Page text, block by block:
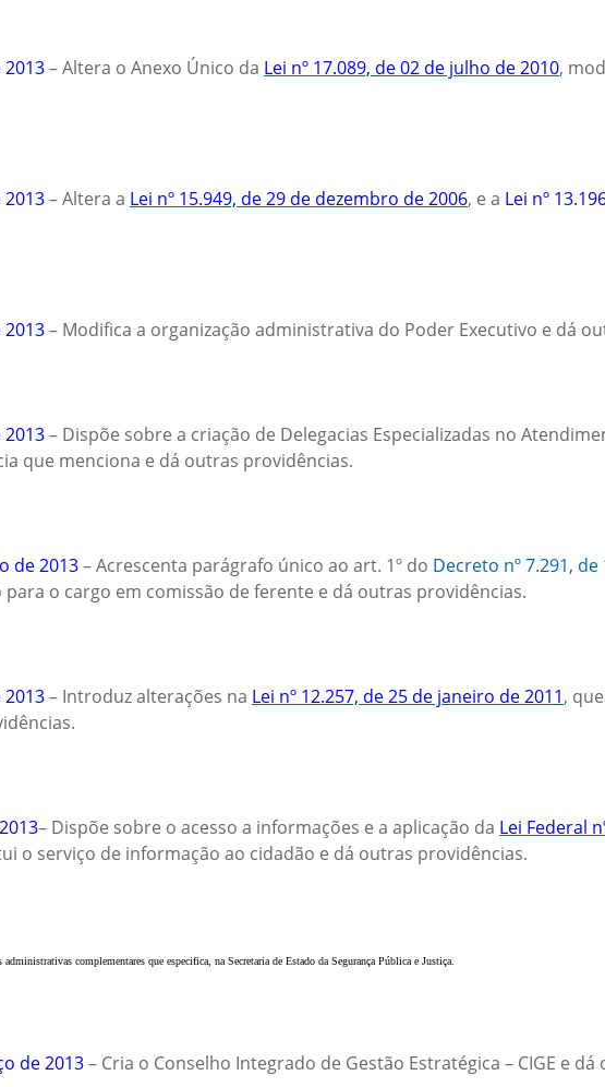
2013– Altera o Anexo Único da Lei nº 17.089, de 02 de julho de 2010,
2013– Altera a Lei nº 15.949, de 29 de dezembro de 2006, e a Lei nº
2013– Modifica a organização administrativa do Poder Executivo e dá
2013– Dispõe sobre a criação de Delegacias Especializadas no
que menciona e dá outras providências.
de 2013– Acrescenta parágrafo único ao art. 1º do Decreto nº 7.291,
o cargo em comissão de ferente e dá outras providências.
2013– Introduz alterações na Lei nº 12.257, de 25 de janeiro de 2011,
– Dispõe sobre o acesso a informações e a aplicação da Lei Federal
o serviço de informação ao cidadão e dá outras providências.
complementares que especifica, na Secretaria de Estado da Segurança Pública e Justiça.
de 2013– Cria o Conselho Integrado de Gestão Estratégica – CIGE e